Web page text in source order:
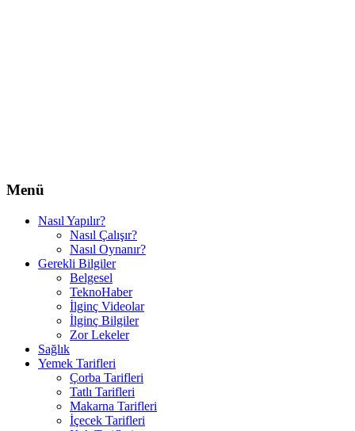
Menü
Nasıl Yapılır?
Nasıl Çalışır?
Nasıl Oynanır?
Gerekli Bilgiler
Belgesel
TeknoHaber
İlginç Videolar
İlginç Bilgiler
Zor Lekeler
Sağlık
Yemek Tarifleri
Çorba Tarifleri
Tatlı Tarifleri
Makarna Tarifleri
İçecek Tarifleri